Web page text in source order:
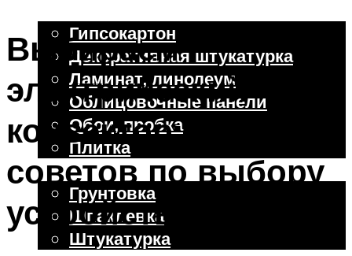
Гипсокартон
Декоративная штукатурка
Ламинат, линолеум
Облицовочные панели
Обои, пробка
Плитка
Отделочные работы
Грунтовка
Шпаклевка
Штукатурка
Выбираем
электрический
конвектор: 5
советов по выбору
устройства